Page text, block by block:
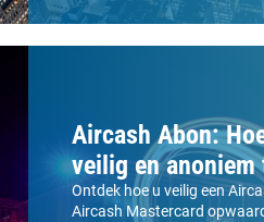
Aircash Abon:
veilig en anoniem
Ontdek hoe u veilig een
Aircash Mastercard